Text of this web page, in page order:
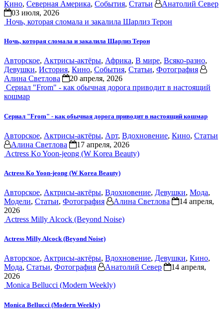
Кино, Северная Америка, События, Статьи
Анатолий Север
03 июля, 2026
Ночь, которая сломала и закалила Шарлиз Терон
Ночь, которая сломала и закалила Шарлиз Терон
Авторское, Актрисы-актёры, Африка, В мире, Всяко-разно,
Девушки, История, Кино, События, Статьи, Фотография
Алина Светлова
20 апреля, 2026
Сериал "From" - как обычная дорога приводит в настоящий
кошмар
Сериал "From" - как обычная дорога приводит в настоящий кошмар
Авторское, Актрисы-актёры, Арт, Вдохновение, Кино, Статьи
Алина Светлова
17 апреля, 2026
Actress Ko Yoon-jeong (W Korea Beauty)
Actress Ko Yoon-jeong (W Korea Beauty)
Авторское, Актрисы-актёры, Вдохновение, Девушки, Мода,
Модели, Статьи, Фотография Алина Светлова
14 апреля,
2026
Actress Milly Alcock (Beyond Noise)
Actress Milly Alcock (Beyond Noise)
Авторское, Актрисы-актёры, Вдохновение, Девушки, Кино,
Мода, Статьи, Фотография Анатолий Север
14 апреля,
2026
Monica Bellucci (Modern Weekly)
Monica Bellucci (Modern Weekly)